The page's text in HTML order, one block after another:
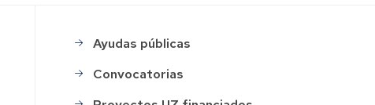
Certificados
Normativas
menu_financiacion
Ayudas públicas
Convocatorias